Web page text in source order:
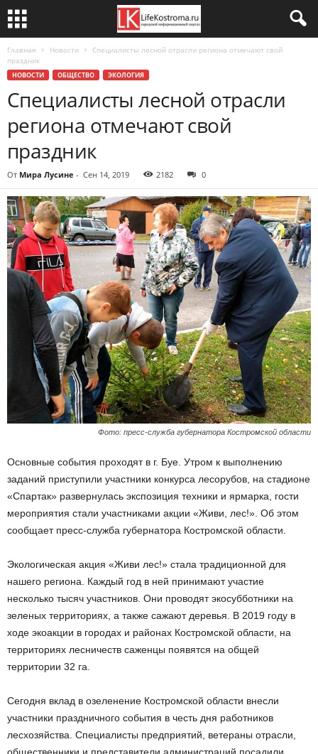
Главная Новости
Специалисты лесной отрасли региона отмечают свой
праздник
НОВОСТИ ОБЩЕСТВО ЭКОЛОГИЯ
Специалисты лесной отрасли
региона отмечают свой
праздник
От Мира Лусине - Сен 14, 2019 2182 0
Фото: пресс-служба губернатора Костромской области
Основные события проходят в г. Буе. Утром к выполнению
заданий приступили участники конкурса лесорубов, на стадионе
«Спартак» развернулась экспозиция техники и ярмарка, гости
мероприятия стали участниками акции «Живи, лес!». Об этом
сообщает пресс-служба губернатора Костромской области.
Экологическая акция «Живи лес!» стала традиционной для
нашего региона. Каждый год в ней принимают участие
несколько тысяч участников. Они проводят экосубботники на
зеленых территориях, а также сажают деревья. В 2019 году в
ходе экоакции в городах и районах Костромской области, на
территориях лесничеств саженцы появятся на общей
территории 32 га.
Сегодня вклад в озеленение Костромской области внесли
участники праздничного события в честь дня работников
лесхозяйства. Специалисты предприятий, ветераны отрасли,